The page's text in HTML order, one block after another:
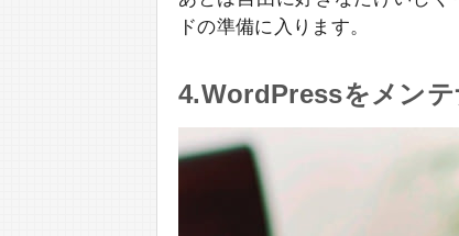
ドの準備に入ります。
4.WordPressをメン